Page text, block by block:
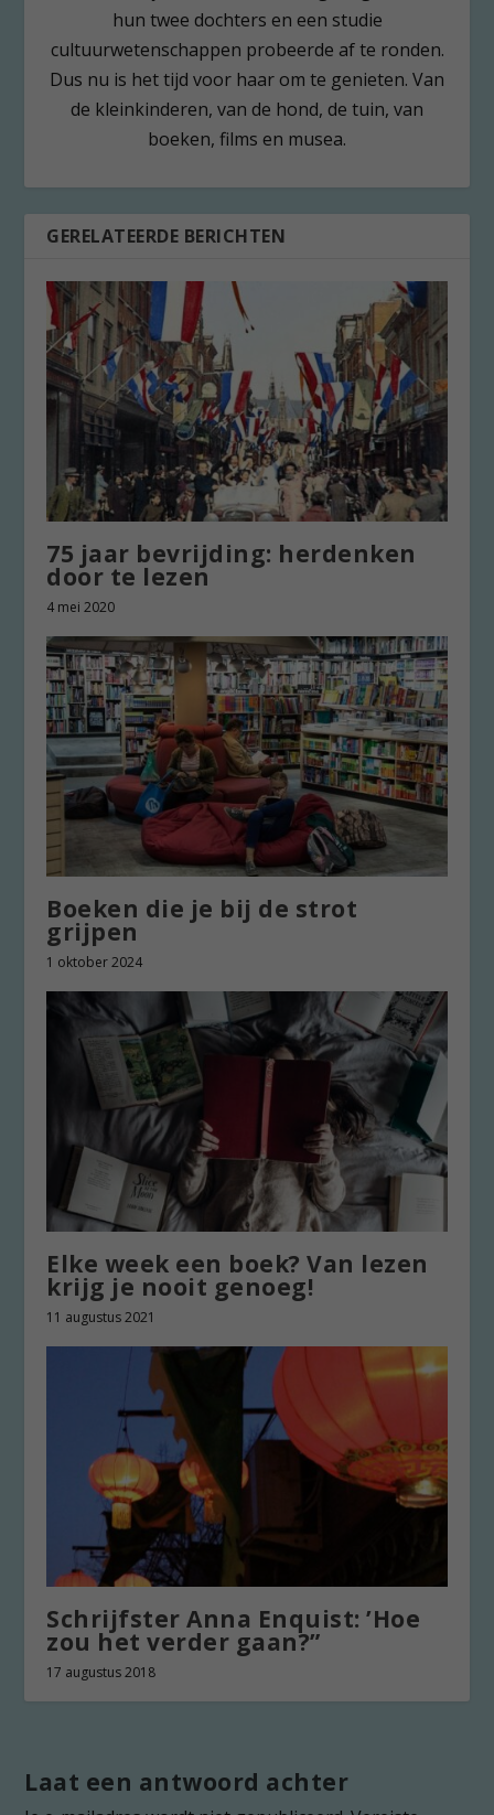
hun twee dochters en een studie
cultuurwetenschappen probeerde af te ronden.
Dus nu is het tijd voor haar om te genieten. Van
de kleinkinderen, van de hond, de tuin, van
boeken, films en musea.
GERELATEERDE BERICHTEN
75 jaar bevrijding: herdenken
door te lezen
4 mei 2020
Boeken die je bij de strot
grijpen
1 oktober 2024
Elke week een boek? Van lezen
krijg je nooit genoeg!
11 augustus 2021
Schrijfster Anna Enquist: ’Hoe
zou het verder gaan?”
17 augustus 2018
Laat een antwoord achter